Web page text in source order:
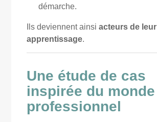
démarche.
Ils deviennent ainsiacteurs de leur
apprentissage.
Une étude de cas
inspirée du monde
professionnel